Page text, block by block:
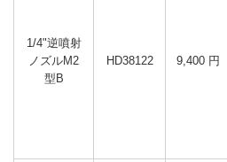
1/4"逆噴射
ノズルM2
型B
HD38122 9,400 円